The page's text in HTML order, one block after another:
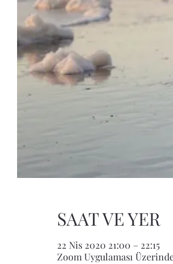
SAAT VE YER
22 Nis 2020 21:00 – 22:15
Zoom Uygulaması